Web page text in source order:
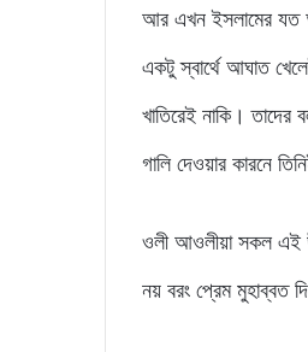
আর এখন ইসলামের যত
একটু স্বার্থে আঘাত
খাতিরেই নাকি। তাদের
গালি দেওয়ার কারনে
ওলী আওলীয়া সকল এই
নয় বরং প্রেম মুহাব্বত